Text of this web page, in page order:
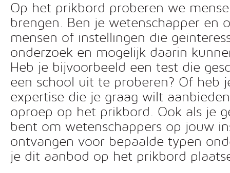
Op het prikbord proberen we
brengen. Ben je wetenschapper en
mensen of instellingen die
onderzoek en mogelijk daarin
Heb je bijvoorbeeld een test die
een school uit te proberen? Of heb
expertise die je graag wilt
oproep op het prikbord. Ook als je
bent om wetenschappers op jouw
ontvangen voor bepaalde typen
je dit aanbod op het prikbord